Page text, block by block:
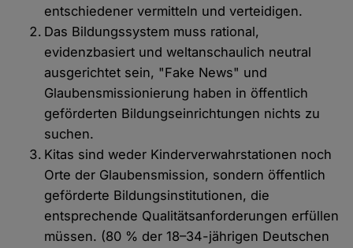
entschiedener vermitteln und verteidigen.
Das Bildungssystem muss rational,
evidenzbasiert und weltanschaulich neutral
ausgerichtet sein, "Fake News" und
Glaubensmissionierung haben in öffentlich
geförderten Bildungseinrichtungen nichts zu
suchen.
Kitas sind weder Kinderverwahrstationen noch
Orte der Glaubensmission, sondern öffentlich
geförderte Bildungsinstitutionen, die
entsprechende Qualitätsanforderungen erfüllen
müssen. (80 % der 18–34-jährigen Deutschen